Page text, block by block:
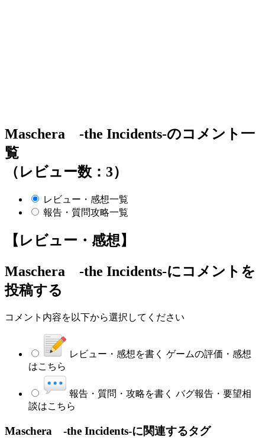
Maschera -the Incidents-のコメント一
覧
（レビュー数：3）
レビュー・感想一覧
報告・質問攻略一覧
【レビュー・感想】
Maschera -the Incidents-にコメントを
投稿する
コメント内容を以下から選択してください
レビュー・感想を書く ゲームの評価・感想
はこちら
報告・質問・攻略を書く バグ報告・要望相
談はこちら
Maschera -the Incidents-に関連するタグ